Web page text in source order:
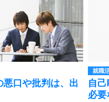
悪口や批判は、出
就職
自
必要